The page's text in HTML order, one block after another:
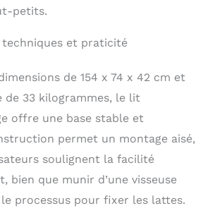
Sommier à lattes à fixer
et rapide à l´aide de la
Bainba.
petits.
et praticité
de 154 x 74 x 42 cm et
de 33 kilogrammes, le lit
offre une base stable et
permet un montage aisé,
soulignent la facilité
bien que munir d’une visseuse
processus pour fixer les lattes.